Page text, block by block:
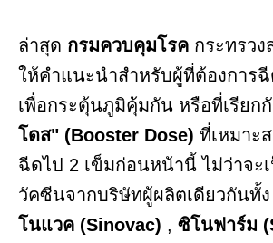
ล่าสุด กรมควบคุมโรค กระทรว
ให้คำแนะนำสำหรับผู้ที่ต้องการ
เพื่อกระตุ้นภูมิคุ้มกัน หรือที่เรียก
โดส" (Booster Dose) ที่เหมาะ
ฉีดไป 2 เข็มก่อนหน้านี้ ไม่ว่าจะ
วัคซีนจากบริษัทผู้ผลิตเดียวกันทั้ง
โนแวค (Sinovac) , ซิโนฟาร์ม